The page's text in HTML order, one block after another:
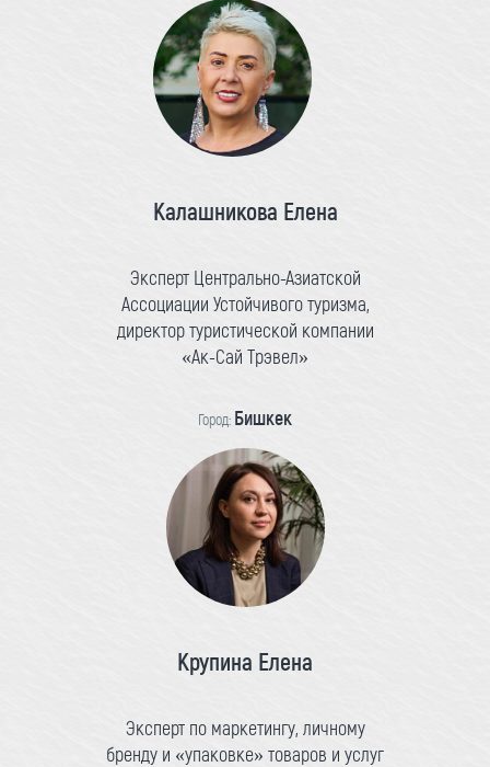
Калашникова Елена
Эксперт Центрально-Азиатской
Ассоциации Устойчивого туризма,
директор туристической компании
«Ак-Сай Трэвел»
Город: Бишкек
Крупина Елена
Эксперт по маркетингу, личному
бренду и «упаковке» товаров и услуг